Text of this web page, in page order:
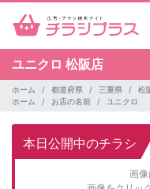
ユニクロ 松阪店
ホーム 都道府県 三重県
松
ホーム
お店の名前 ユニクロ
本日公開中のチラシ
画像